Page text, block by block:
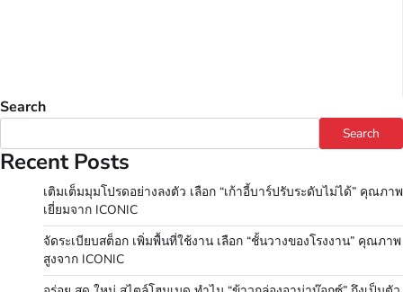
Search
Search
Recent Posts
เติมเต็มมุมโปรดอย่างลงตัว เลือก “เก้าอี้บาร์ปรับระดับไม่ได้” คุณภาพ
เยี่ยมจาก ICONIC
จัดระเบียบสต็อก เพิ่มพื้นที่ใช้งาน เลือก “ชั้นวางของโรงงาน” คุณภาพ
สูงจาก ICONIC